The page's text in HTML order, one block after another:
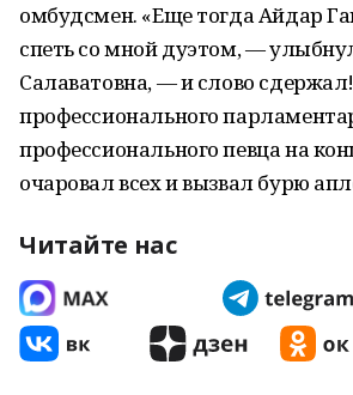
омбудсмен. «Еще тогда Айдар
спеть со мной дуэтом, —
Салаватовна, — и слово
профессионального
профессионального певца на
очаровал всех и вызвал бурю
Читайте нас